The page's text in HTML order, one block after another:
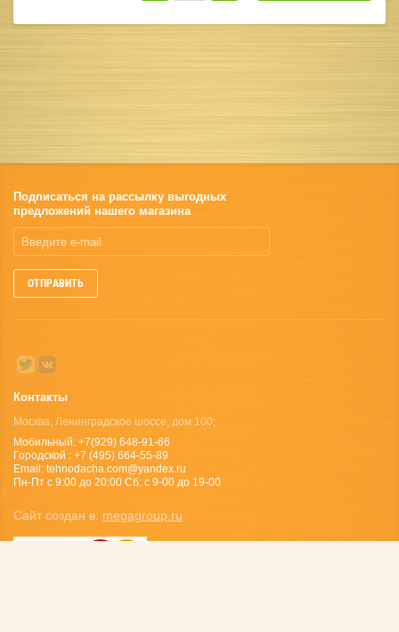
Подписаться на рассылку выгодных
предложений нашего магазина
ОТПРАВИТЬ
Контакты
Москва, Ленинградское шоссе, дом 100;
Мобильный: +7(929) 648-91-66
Городской : +7 (495) 664-55-89
Email: tehnodacha.com@yandex.ru
Пн-Пт с 9:00 до 20:00 Сб: с 9-00 до 19-00
Сайт создан в: megagroup.ru